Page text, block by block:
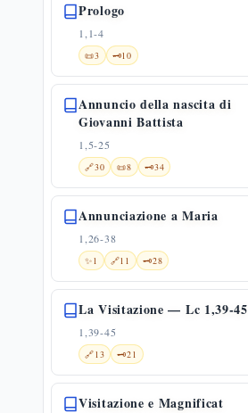
Prologo
1,1-4
📜3 🗝️10
Annuncio della nascita di
Giovanni Battista
1,5-25
🔗30 📜8 🗝️34
Annunciazione a Maria
1,26-38
✨1 🔗11 🗝️28
La Visitazione — Lc 1,39-45
1,39-45
🔗13 🗝️21
Visitazione e Magnificat